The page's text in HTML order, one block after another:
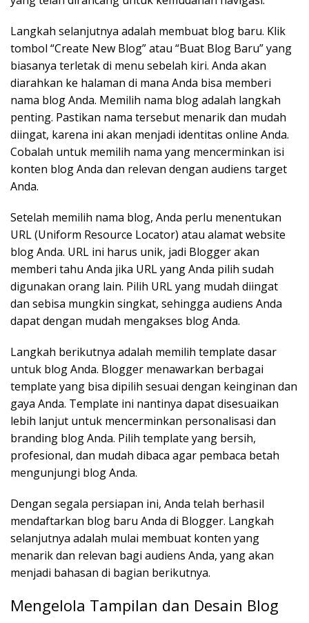
Langkah selanjutnya adalah membuat blog baru. Klik
tombol “Create New Blog” atau “Buat Blog Baru” yang
biasanya terletak di menu sebelah kiri. Anda akan
diarahkan ke halaman di mana Anda bisa memberi
nama blog Anda. Memilih nama blog adalah langkah
penting. Pastikan nama tersebut menarik dan mudah
diingat, karena ini akan menjadi identitas online Anda.
Cobalah untuk memilih nama yang mencerminkan isi
konten blog Anda dan relevan dengan audiens target
Anda.
Setelah memilih nama blog, Anda perlu menentukan
URL (Uniform Resource Locator) atau alamat website
blog Anda. URL ini harus unik, jadi Blogger akan
memberi tahu Anda jika URL yang Anda pilih sudah
digunakan orang lain. Pilih URL yang mudah diingat
dan sebisa mungkin singkat, sehingga audiens Anda
dapat dengan mudah mengakses blog Anda.
Langkah berikutnya adalah memilih template dasar
untuk blog Anda. Blogger menawarkan berbagai
template yang bisa dipilih sesuai dengan keinginan dan
gaya Anda. Template ini nantinya dapat disesuaikan
lebih lanjut untuk mencerminkan personalisasi dan
branding blog Anda. Pilih template yang bersih,
profesional, dan mudah dibaca agar pembaca betah
mengunjungi blog Anda.
Dengan segala persiapan ini, Anda telah berhasil
mendaftarkan blog baru Anda di Blogger. Langkah
selanjutnya adalah mulai membuat konten yang
menarik dan relevan bagi audiens Anda, yang akan
menjadi bahasan di bagian berikutnya.
Mengelola Tampilan dan Desain Blog